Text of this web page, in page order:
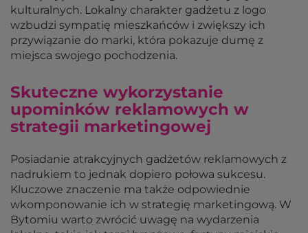
kulturalnych. Lokalny charakter gadżetu z logo
wzbudzi sympatię mieszkańców i zwiększy ich
przywiązanie do marki, która pokazuje dumę z
miejsca swojego pochodzenia.
Skuteczne wykorzystanie
upominków reklamowych w
strategii marketingowej
Posiadanie atrakcyjnych gadżetów reklamowych z
nadrukiem to jednak dopiero połowa sukcesu.
Kluczowe znaczenie ma także odpowiednie
wkomponowanie ich w strategię marketingową. W
Bytomiu warto zwrócić uwagę na wydarzenia